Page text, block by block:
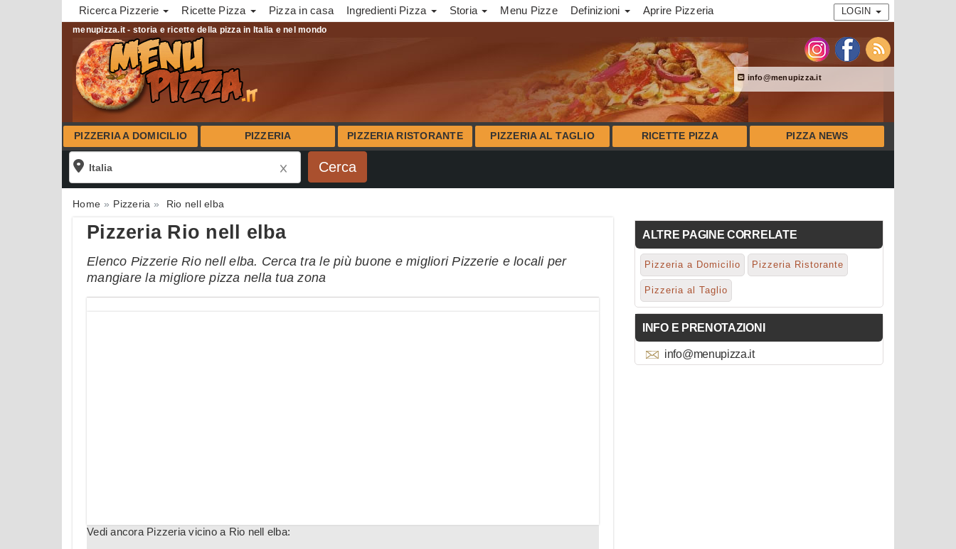
Ricerca Pizzerie Ricette Pizza Pizza in casa Ingredienti Pizza Storia Menu Pizze Definizioni Aprire Pizzeria LOGIN
menupizza.it - storia e ricette della pizza in Italia e nel mondo
info@menupizza.it
PIZZERIA A DOMICILIO PIZZERIA PIZZERIA RISTORANTE PIZZERIA AL TAGLIO RICETTE PIZZA PIZZA NEWS
Home Pizzeria Rio nell elba
Pizzeria Rio nell elba
Elenco Pizzerie Rio nell elba. Cerca tra le più buone e migliori Pizzerie e locali per
mangiare la migliore pizza nella tua zona
Vedi ancora Pizzeria vicino a Rio nell elba:
ALTRE PAGINE CORRELATE
Pizzeria a Domicilio Pizzeria Ristorante
Pizzeria al Taglio
INFO E PRENOTAZIONI
info@menupizza.it